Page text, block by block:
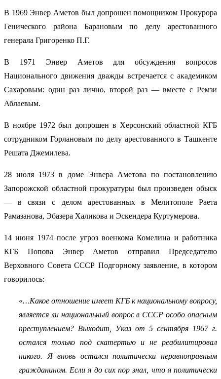
В 1969 Энвер Аметов был допрошен помощником Прокурора
Генического района Барановым по делу арестованного
генерала Григоренко П.Г.
В 1971 Энвер Аметов для обсуждения вопросов
Национального движения дважды встречается с академиком
Сахаровым: один раз лично, второй раз — вместе с Ремзи
Аблаевым.
В ноябре 1972 был допрошен в Херсонский областной КГБ
сотрудником Горлановым по делу арестованного в Ташкенте
Решата Джемилева.
28 июля 1973 в доме Энвера Аметова по постановлению
Запорожской областной прокуратуры был произведен обыск
— в связи с делом арестованных в Мелитополе Раета
Рамазанова, Эбазера Халикова и Эскендера Куртумерова.
14 июня 1974 после угроз военкома Комелина и работника
КГБ Попова Энвер Аметов отправил Председателю
Верховного Совета СССР Подгорному заявление, в котором
говорилось:
«…Какое отношение имеет КГБ к национальному вопросу,
является ли национальный вопрос в СССР особо опасным
преступлением? Выходит, Указ от 5 сентября 1967 г.
остался только под скатертью и не реабилитировал
никого. Я вновь остался политически неравноправным
гражданином. Если я до сих пор знал, что я политически